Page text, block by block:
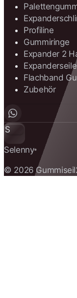
Profiline
Gummiringe
Expander 2
Expanderseile
Flachband
Zubehör
S
Selenny®
© 2026